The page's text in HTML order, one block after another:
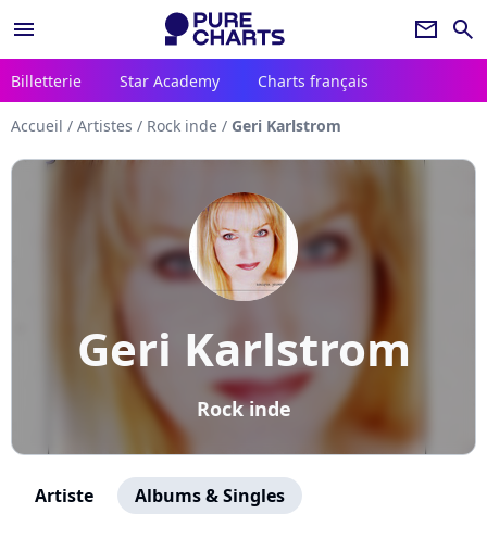
menu newsletter search
Billetterie Star Academy Charts français
Accueil / Artistes / Rock inde / Geri Karlstrom
Geri Karlstrom
Rock inde
Artiste Albums & Singles